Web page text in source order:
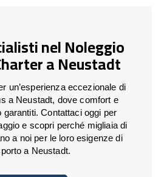
nel Noleggio
a Neustadt
un’esperienza eccezionale di
a Neustadt, dove comfort e
garantiti. Contattaci oggi per
e scopri perché migliaia di
a noi per le loro esigenze di
a Neustadt.